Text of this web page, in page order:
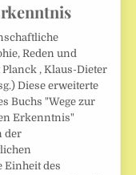
Reden und
Planck , Klaus-Dieter
Diese erweiterte
Buchs "Wege zur
Erkenntnis"
der
Einheit des